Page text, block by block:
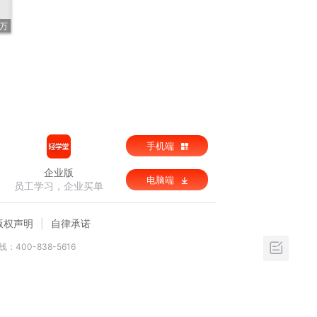
企业版
员工学习，企业买单
手机端
电脑端
权声明 自律承诺
：400-838-5616